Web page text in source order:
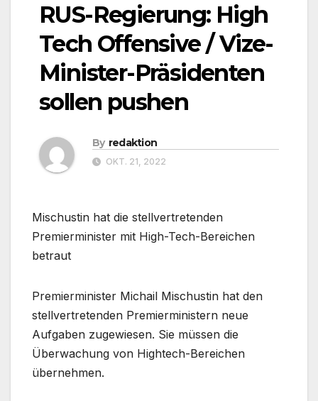
RUS-Regierung: High
Tech Offensive / Vize-
Minister-Präsidenten
sollen pushen
By redaktion
OKT. 21, 2022
Mischustin hat die stellvertretenden
Premierminister mit High-Tech-Bereichen
betraut
Premierminister Michail Mischustin hat den
stellvertretenden Premierministern neue
Aufgaben zugewiesen. Sie müssen die
Überwachung von Hightech-Bereichen
übernehmen.